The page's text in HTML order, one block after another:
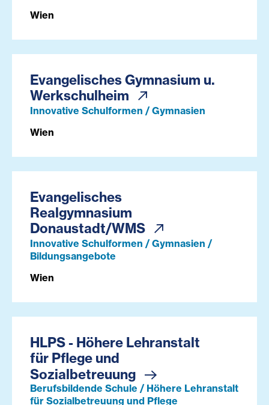
Wien
Evangelisches Gymnasium u.
Werkschulheim
Innovative Schulformen / Gymnasien
Wien
Evangelisches
Realgymnasium
Donaustadt/WMS
Innovative Schulformen / Gymnasien /
Bildungsangebote
Wien
HLPS - Höhere Lehranstalt
für Pflege und
Sozialbetreuung
Berufsbildende Schule / Höhere Lehranstalt
für Sozialbetreuung und Pflege